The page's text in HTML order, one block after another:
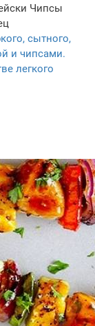
Чипсы
сытного,
и чипсами.
легкого